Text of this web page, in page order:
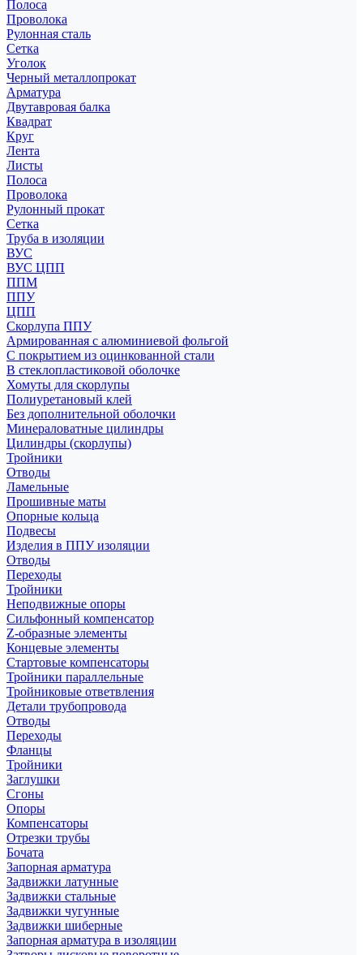
Полоса
Проволока
Рулонная сталь
Сетка
Уголок
Черный металлопрокат
Арматура
Двутавровая балка
Квадрат
Круг
Лента
Листы
Полоса
Проволока
Рулонный прокат
Сетка
Труба в изоляции
ВУС
ВУС ЦПП
ППМ
ППУ
ЦПП
Скорлупа ППУ
Армированная с алюминиевой фольгой
С покрытием из оцинкованной стали
В стеклопластиковой оболочке
Хомуты для скорлупы
Полиуретановый клей
Без дополнительной оболочки
Минераловатные цилиндры
Цилиндры (скорлупы)
Тройники
Отводы
Ламельные
Прошивные маты
Опорные кольца
Подвесы
Изделия в ППУ изоляции
Отводы
Переходы
Тройники
Неподвижные опоры
Cильфонный компенсатор
Z-образные элементы
Концевые элементы
Стартовые компенсаторы
Тройники параллельные
Тройниковые ответвления
Детали трубопровода
Отводы
Переходы
Фланцы
Тройники
Заглушки
Сгоны
Опоры
Компенсаторы
Отрезки трубы
Бочата
Запорная арматура
Задвижки латунные
Задвижки стальные
Задвижки чугунные
Задвижки шиберные
Запорная арматура в изоляции